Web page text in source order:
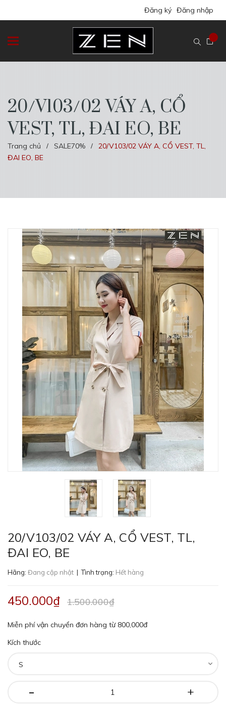
Đăng ký Đăng nhập
20/V103/02 VÁY A, CỔ
VEST, TL, ĐAI EO, BE
Trang chủ / SALE70% /
20/V103/02 VÁY A, CỔ VEST, TL,
ĐAI EO, BE
20/V103/02 VÁY A, CỔ VEST, TL,
ĐAI EO, BE
Hãng: Đang cập nhật | Tình trạng: Hết hàng
450.000₫ 1.500.000₫
Miễn phí vận chuyển đơn hàng từ 800,000đ
Kích thước
- +